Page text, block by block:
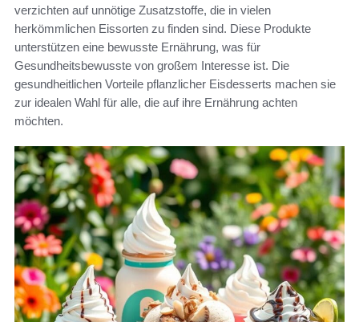
verzichten auf unnötige Zusatzstoffe, die in vielen
herkömmlichen Eissorten zu finden sind. Diese Produkte
unterstützen eine bewusste Ernährung, was für
Gesundheitsbewusste von großem Interesse ist. Die
gesundheitlichen Vorteile pflanzlicher Eisdesserts machen sie
zur idealen Wahl für alle, die auf ihre Ernährung achten
möchten.